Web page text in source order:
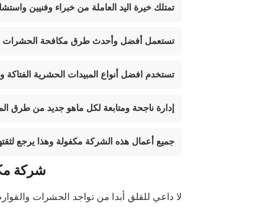
تمتلك خيرة اليد العاملة من خبراء وفنيين
تستعمل أفضل وأحدث طرق مكافحة الحشرات
تستخدم افضل أنواع المبيدات الحشرية
إدارة ناجحة ومتابعة لكل ماهو جديد من طرق
جميع أعمال هذه الشركة مكفولة وهذا يرجع
شركة
لا داعي للقلق أبدا من تواجد الحشرات